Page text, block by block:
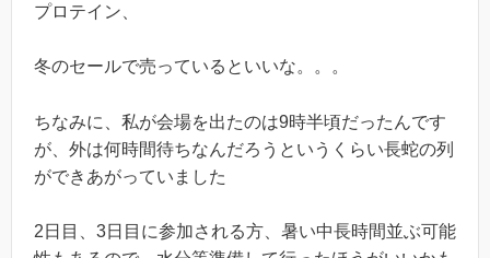
プロテイン、
冬のセールで売っているといいな。。。
ちなみに、私が会場を出たのは9時半頃だったんです
が、外は何時間待ちなんだろうというくらい長蛇の列
ができあがっていました
2日目、3日目に参加される方、暑い中長時間並ぶ可能